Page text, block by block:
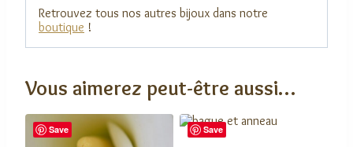
Retrouvez tous nos autres bijoux dans notre
boutique !
Vous aimerez peut-être aussi…
Save Save